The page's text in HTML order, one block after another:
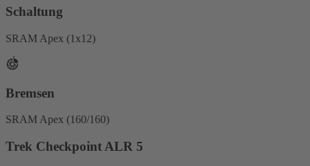
Schaltung
SRAM Apex (1x12)
Bremsen
SRAM Apex (160/160)
Trek Checkpoint ALR 5